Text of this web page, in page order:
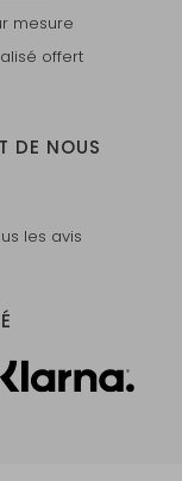
mesure
offert
DE NOUS
les avis